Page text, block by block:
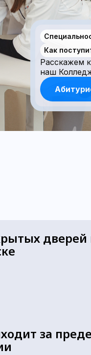
Как
Расскажем
наш
дверей
за